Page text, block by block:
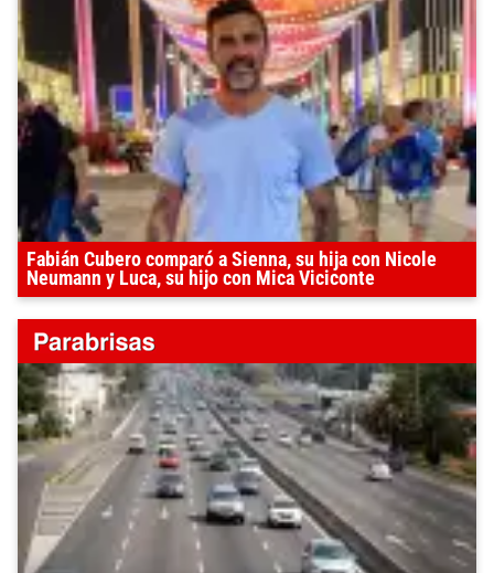
Fabián Cubero comparó a Sienna, su hija con Nicole
Neumann y Luca, su hijo con Mica Viciconte